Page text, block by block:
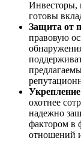
Инвесторы,
готовы
Защита от
правовую
охотнее
надежно
фактором в
отношений